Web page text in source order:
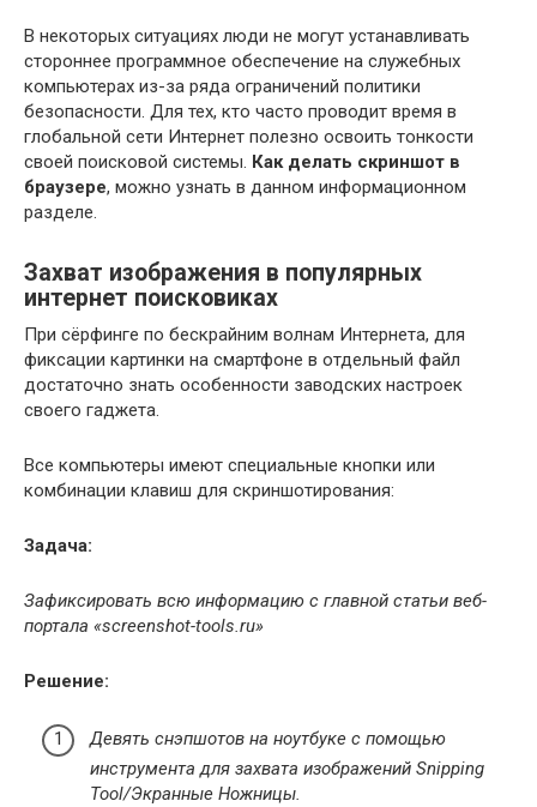
В некоторых ситуациях люди не могут устанавливать
стороннее программное обеспечение на служебных
компьютерах из-за ряда ограничений политики
безопасности. Для тех, кто часто проводит время в
глобальной сети Интернет полезно освоить тонкости
своей поисковой системы. Как делать скриншот в
браузере, можно узнать в данном информационном
разделе.
Захват изображения в популярных
интернет поисковиках
При сёрфинге по бескрайним волнам Интернета, для
фиксации картинки на смартфоне в отдельный файл
достаточно знать особенности заводских настроек
своего гаджета.
Все компьютеры имеют специальные кнопки или
комбинации клавиш для скриншотирования:
Задача:
Зафиксировать всю информацию с главной статьи веб-
портала «screenshot-tools.ru»
Решение:
Девять снэпшотов на ноутбуке с помощью
инструмента для захвата изображений Snipping
Tool/Экранные Ножницы.